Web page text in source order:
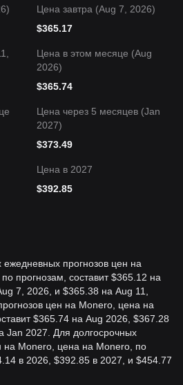
Цена завтра (Aug 7, 2026)
$365.17
Цена в этом месяце (Aug
2026)
$365.74
Цена через 5 месяцев (Jan
2027)
$373.49
Цена в 2027
$392.85
ежедневных прогнозов цен на
прогнозам, составит $365.12 на
7, 2026, и $365.38 на Aug 11,
цен на Monero, цена на
$365.74 на Aug 2026, $367.28
Jan 2027. Для долгосрочных
на Monero, цена на Monero, по
в 2026, $392.85 в 2027, и $454.77